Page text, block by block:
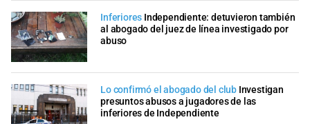
Inferiores Independiente: detuvieron también
al abogado del juez de línea investigado por
abuso
Lo confirmó el abogado del club Investigan
presuntos abusos a jugadores de las
inferiores de Independiente